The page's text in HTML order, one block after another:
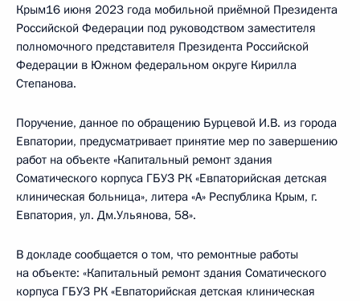
Крым16 июня 2023 года мобильной приёмной Президента
Российской Федерации под руководством заместителя
полномочного представителя Президента Российской
Федерации в Южном федеральном округе Кирилла
Степанова.
Поручение, данное по обращению Бурцевой И.В. из города
Евпатории, предусматривает принятие мер по завершению
работ на объекте «Капитальный ремонт здания
Соматического корпуса ГБУЗ РК «Евпаторийская детская
клиническая больница», литера «А» Республика Крым, г.
Евпатория, ул. Дм.Ульянова, 58».
В докладе сообщается о том, что ремонтные работы
на объекте: «Капитальный ремонт здания Соматического
корпуса ГБУЗ РК «Евпаторийская детская клиническая